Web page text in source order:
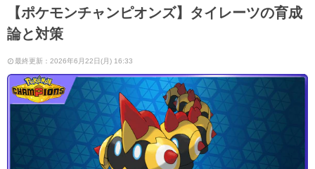
【ポケモンチャンピオンズ】タイレーツの育成
論と対策
最終更新：2026年6月22日(月) 16:33